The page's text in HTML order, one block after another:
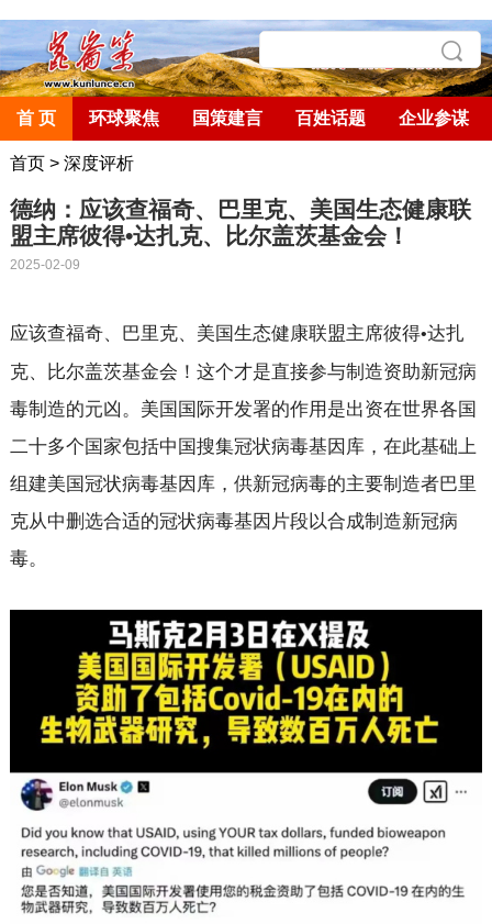
首 页 环球聚焦 国策建言 百姓话题 企业参谋
首页> 深度评析
德纳：应该查福奇、巴里克、美国生态健康联
盟主席彼得•达扎克、比尔盖茨基金会！
2025-02-09
应该查福奇、巴里克、美国生态健康联盟主席彼得•达扎
克、比尔盖茨基金会！这个才是直接参与制造资助新冠病
毒制造的元凶。美国国际开发署的作用是出资在世界各国
二十多个国家包括中国搜集冠状病毒基因库，在此基础上
组建美国冠状病毒基因库，供新冠病毒的主要制造者巴里
克从中删选合适的冠状病毒基因片段以合成制造新冠病
毒。